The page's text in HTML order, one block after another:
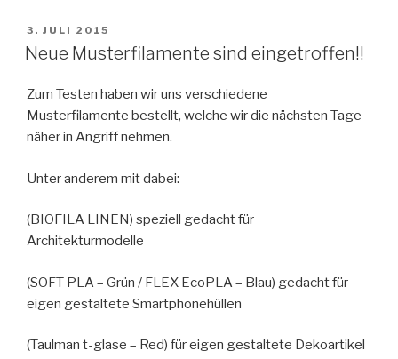
VERÖFFENTLICHT
AM
3. JULI 2015
Neue Musterfilamente sind eingetroffen!!
Zum Testen haben wir uns verschiedene
Musterfilamente bestellt, welche wir die nächsten Tage
näher in Angriff nehmen.
Unter anderem mit dabei:
(BIOFILA LINEN) speziell gedacht für
Architekturmodelle
(SOFT PLA – Grün / FLEX EcoPLA – Blau) gedacht für
eigen gestaltete Smartphonehüllen
(Taulman t-glase – Red) für eigen gestaltete Dekoartikel